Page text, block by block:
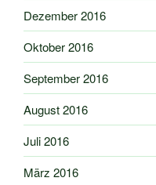
Dezember 2016
Oktober 2016
September 2016
August 2016
Juli 2016
März 2016